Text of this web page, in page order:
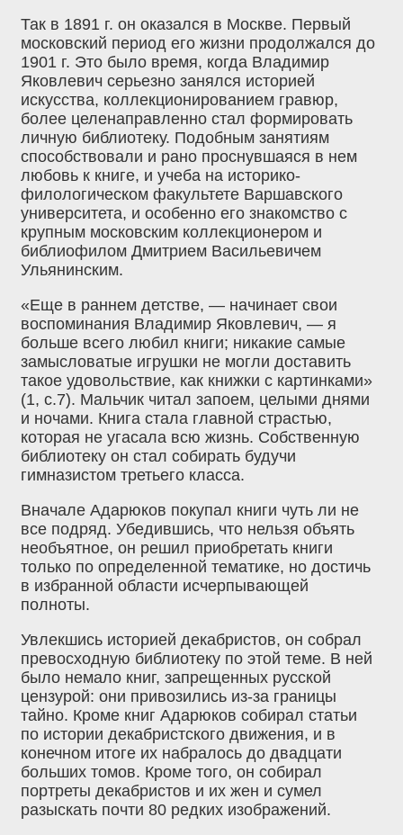
Так в 1891 г. он оказался в Москве. Первый
московский период его жизни продолжался до
1901 г. Это было время, когда Владимир
Яковлевич серьезно занялся историей
искусства, коллекционированием гравюр,
более целенаправленно стал формировать
личную библиотеку. Подобным занятиям
способствовали и рано проснувшаяся в нем
любовь к книге, и учеба на историко-
филологическом факультете Варшавского
университета, и особенно его знакомство с
крупным московским коллекционером и
библиофилом Дмитрием Васильевичем
Ульянинским.
«Еще в раннем детстве, — начинает свои
воспоминания Владимир Яковлевич, — я
больше всего любил книги; никакие самые
замысловатые игрушки не могли доставить
такое удовольствие, как книжки с картинками»
(1, с.7). Мальчик читал запоем, целыми днями
и ночами. Книга стала главной страстью,
которая не угасала всю жизнь. Собственную
библиотеку он стал собирать будучи
гимназистом третьего класса.
Вначале Адарюков покупал книги чуть ли не
все подряд. Убедившись, что нельзя объять
необъятное, он решил приобретать книги
только по определенной тематике, но достичь
в избранной области исчерпывающей
полноты.
Увлекшись историей декабристов, он собрал
превосходную библиотеку по этой теме. В ней
было немало книг, запрещенных русской
цензурой: они привозились из-за границы
тайно. Кроме книг Адарюков собирал статьи
по истории декабристского движения, и в
конечном итоге их набралось до двадцати
больших томов. Кроме того, он собирал
портреты декабристов и их жен и сумел
разыскать почти 80 редких изображений.